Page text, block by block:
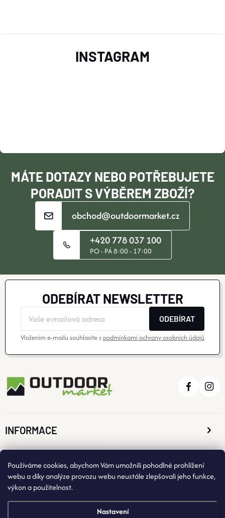
Používáme cookies, abychom Vám umožnili pohodlné prohlížení
webu a díky analýze provozu webu neustále zlepšovali jeho funkce,
výkon a použitelnost.
Nastavení
V
Ý
T
MÁTE DOTAZY NEBO POTŘEBUJETE
PORADIT S VÝBĚREM ZBOŽÍ?
obchod@outdoormarket.cz
+420 778 037 100
PO - PÁ 8:00 - 17:00
INSTAGRAM
ODEBÍRAT NEWSLETTER
ODEBÍRAT
Vložením e-mailu souhlasíte s podmínkami ochrany osobních údajů
INFORMACE
O NÁKUPU